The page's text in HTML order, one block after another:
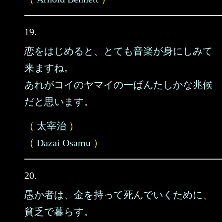
19.
恋をはじめると、とても音楽が身にしみて
来ますね。
あれがコイのヤマイの一ばんたしかな兆候
だと思います。
（ 太宰治 ）
（ Dazai Osamu ）
20.
愚か者は、金を持って死んでいくために、
貧乏で暮らす。